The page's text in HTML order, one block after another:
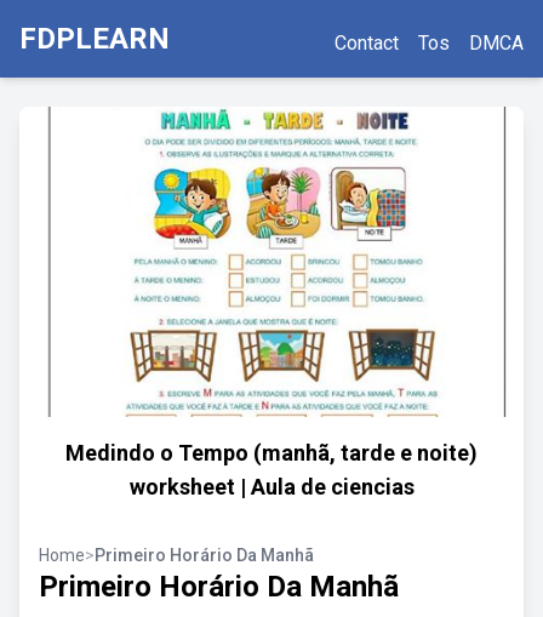
FDPLEARN Contact Tos DMCA
Medindo o Tempo (manhã, tarde e noite)
worksheet | Aula de ciencias
Home>Primeiro Horário Da Manhã
Primeiro Horário Da Manhã